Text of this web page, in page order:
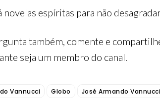
novelas espíritas para não
também, comente e
seja um membro do canal.
Vannucci Globo José Armando Vannucci